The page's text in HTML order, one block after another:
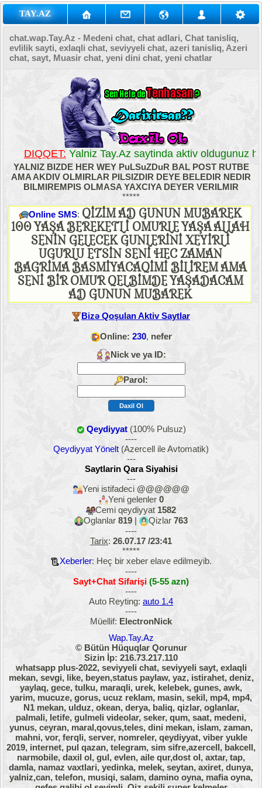
TAY.AZ
chat.wap.Tay.Az - Medeni chat, chat adlari, Chat tanisliq,
evlilik sayti, exlaqli chat, seviyyeli chat, azeri tanisliq, Azeri
chat, sayt, Muasir chat, yeni dini chat, yeni chatlar
DIQQET: Yalniz Tay.Az saytinda aktiv oldugunuz
YALNIZ BIZDE HER WEY PuLSuZDuR BAL POST RUTBE
AMA AKDIV OLMIRLAR PILSIZDIR DEYE BELEDIR NEDIR
BILMIREMPIS OLMASA YAXCIYA DEYER VERILMIR
*****
Online SMS: QİZİM AD GUNUN MUBAREK
100 YAŞA BEREKETLİ OMURLE YAŞA ALLAH
SENİN GELECEK GUNLERİNİ XEYİRLİ
UGURLU ETSİN SENİ HEC ZAMAN
BAGRİMA BASMİYACAQİMİ BİLİREM AMA
SENİ BİR OMUR QELBİMDE YAŞADACAM
AD GUNUN MUBAREK
Bizə Qoşulan Aktiv Saytlar
Online: 230, nefer
Nick ve ya ID:
Parol:
Qeydiyyat(100% Pulsuz)
----
Qeydiyyat Yönelt (Azercell ile Avtomatik)
---
Saytlarin Qara Siyahisi
---
Yeni istifadeci @@@@@@
Yeni gelenler 0
Cemi qeydiyyat 1582
Oglanlar 819 | Qizlar 763
----
Tarix: 26.07.17 /23:41
*****
Xeberler: Heç bir xeber elave edilmeyib.
----
Sayt+Chat Sifarişi (5-55 azn)
----
Auto Reyting: auto 1.4
----
Müellif: ElectronNick
Wap.Tay.Az
© Bütün Hüquqlar Qorunur
Sizin İp: 216.73.217.110
whatsapp plus-2022, seviyyeli chat, seviyyeli sayt, exlaqli
mekan, sevgi, like, beyen,status paylaw, yaz, istirahet, deniz,
yaylaq, gece, tulku, maraqli, urek, kelebek, gunes, awk,
yarim, mucuze, gorus, ucuz reklam, masin, sekil, mp4, mp4,
N1 mekan, ulduz, okean, derya, baliq, qizlar, oglanlar,
palmali, letife, gulmeli videolar, seker, qum, saat, medeni,
yunus, ceyran, maral,qovus,teles, dini mekan, islam, zaman,
mahni, vor, ferqli, server, nomreler, qeydiyyat, viber yukle
2019, internet, pul qazan, telegram, sim sifre,azercell, bakcell,
narmobile, daxil ol, gul, evlen, aile qur,dost ol, axtar, tap,
damla, namaz vaxtlari, yedinka, melek, seytan, axiret, dunya,
yalniz,can, telefon, musiqi, salam, damino oyna, mafia oyna,